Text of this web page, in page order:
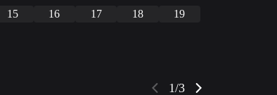
15 16 17 18
19
1/3